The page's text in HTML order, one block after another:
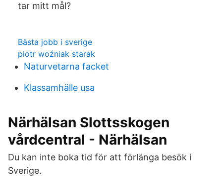
tar mitt mål?
Bästa jobb i sverige
piotr woźniak starak
Naturvetarna facket
Klassamhälle usa
Närhälsan Slottsskogen
vårdcentral - Närhälsan
Du kan inte boka tid för att förlänga besök i
Sverige.